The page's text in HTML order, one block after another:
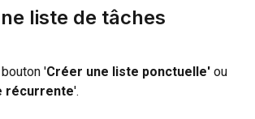
liste de tâches
'Créer une liste ponctuelle' ou
récurrente'.